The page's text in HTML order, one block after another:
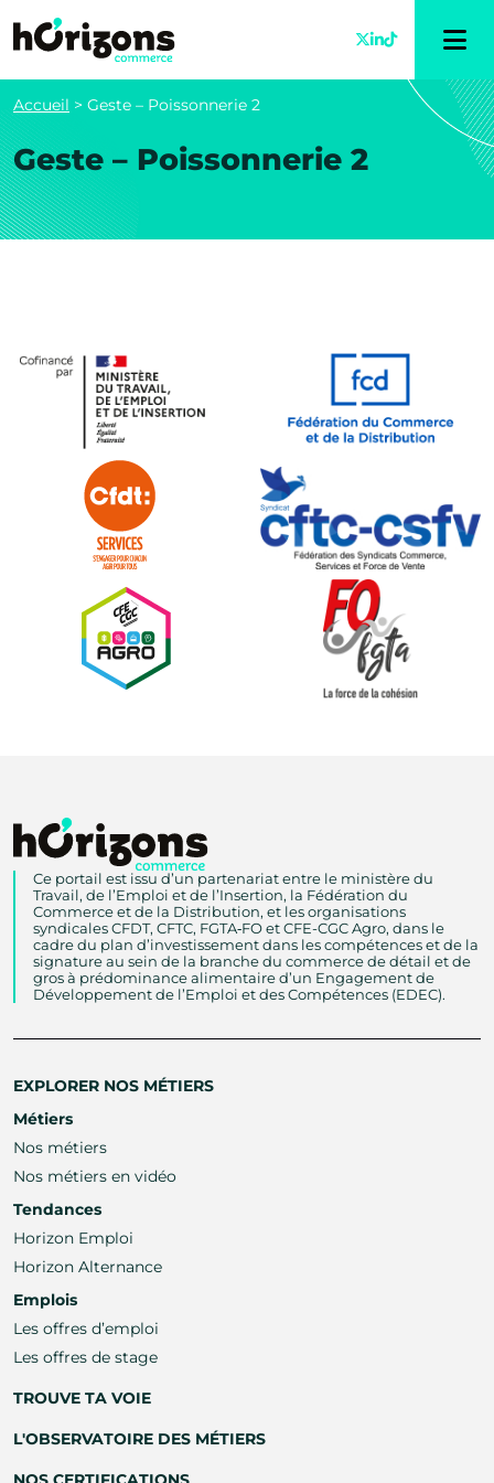
Accueil > Geste – Poissonnerie 2
Geste – Poissonnerie 2
Ce portail est issu d’un partenariat entre le ministère du
Travail, de l’Emploi et de l’Insertion, la Fédération du
Commerce et de la Distribution, et les organisations
syndicales CFDT, CFTC, FGTA‑FO et CFE-CGC Agro, dans le
cadre du plan d’investissement dans les compétences et de la
signature au sein de la branche du commerce de détail et de
gros à prédominance alimentaire d’un Engagement de
Développement de l’Emploi et des Compétences (EDEC).
EXPLORER NOS MÉTIERS
Métiers
Nos métiers
Nos métiers en vidéo
Tendances
Horizon Emploi
Horizon Alternance
Emplois
Les offres d’emploi
Les offres de stage
TROUVE TA VOIE
L'OBSERVATOIRE DES MÉTIERS